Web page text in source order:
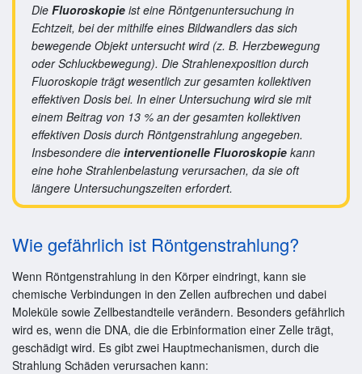
Die Fluoroskopie ist eine Röntgenuntersuchung in
Echtzeit, bei der mithilfe eines Bildwandlers das sich
bewegende Objekt untersucht wird (z. B. Herzbewegung
oder Schluckbewegung). Die Strahlenexposition durch
Fluoroskopie trägt wesentlich zur gesamten kollektiven
effektiven Dosis bei. In einer Untersuchung wird sie mit
einem Beitrag von 13 % an der gesamten kollektiven
effektiven Dosis durch Röntgenstrahlung angegeben​.
Insbesondere die interventionelle Fluoroskopie kann
eine hohe Strahlenbelastung verursachen, da sie oft
längere Untersuchungszeiten erfordert​.
Wie gefährlich ist Röntgenstrahlung?
Wenn Röntgenstrahlung in den Körper eindringt, kann sie
chemische Verbindungen in den Zellen aufbrechen und dabei
Moleküle sowie Zellbestandteile verändern. Besonders gefährlich
wird es, wenn die DNA, die die Erbinformation einer Zelle trägt,
geschädigt wird. Es gibt zwei Hauptmechanismen, durch die
Strahlung Schäden verursachen kann: